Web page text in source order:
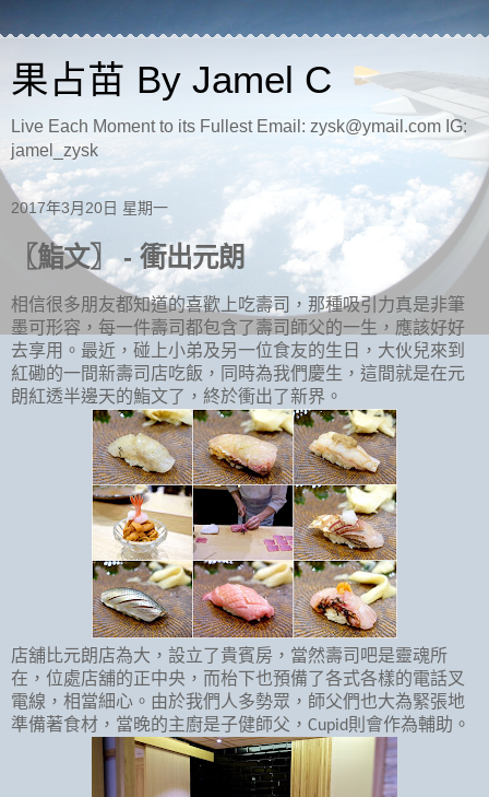
果占苗 By Jamel C
Live Each Moment to its Fullest Email: zysk@ymail.com IG:
jamel_zysk
2017年3月20日 星期一
〖鮨文〗 - 衝出元朗
相信很多朋友都知道的喜歡上吃壽司，那種吸引力真是非筆
墨可形容，每一件壽司都包含了壽司師父的一生，應該好好
去享用。最近，碰上小弟及另一位食友的生日，大伙兒來到
紅磡的一間新壽司店吃飯，同時為我們慶生，這間就是在元
朗紅透半邊天的鮨文了，終於衝出了新界。
店舖比元朗店為大，設立了貴賓房，當然壽司吧是靈魂所
在，位處店舖的正中央，而枱下也預備了各式各樣的電話叉
電線，相當細心。由於我們人多勢眾，師父們也大為緊張地
準備著食材，當晚的主廚是子健師父， Cupid則會作為輔助。